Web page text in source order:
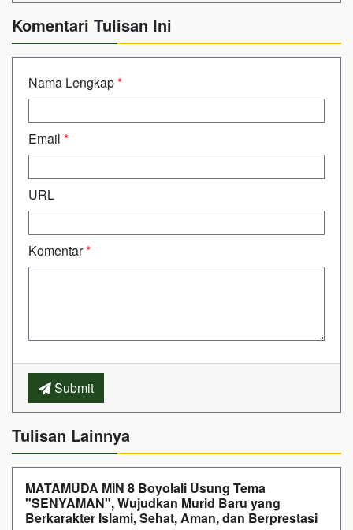
Komentari Tulisan Ini
Nama Lengkap*
Email *
URL
Komentar*
Submit
Tulisan Lainnya
MATAMUDA MIN 8 Boyolali Usung Tema
"SENYAMAN", Wujudkan Murid Baru yang
Berkarakter Islami, Sehat, Aman, dan Berprestasi